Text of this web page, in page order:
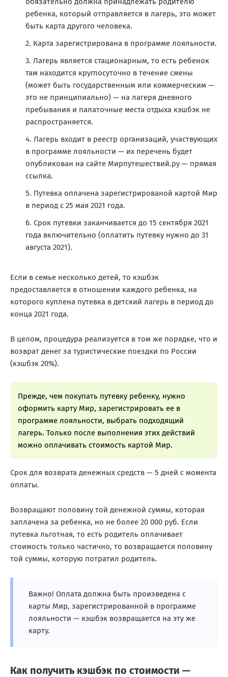
ребенка, который отправляется в лагерь, это может
быть карта другого человека.
Карта зарегистрирована в программе лояльности.
Лагерь является стационарным, то есть ребенок
там находится круглосуточно в течение смены
(может быть государственным или коммерческим —
это не принципиально) — на лагеря дневного
пребывания и палаточные места отдыха кэшбэк не
распространяется.
Лагерь входит в реестр организаций, участвующих
в программе лояльности — их перечень будет
опубликован на сайте Мирпутешествий.ру — прямая
ссылка.
Путевка оплачена зарегистрированой картой Мир
в период с 25 мая 2021 года.
Срок путевки заканчивается до 15 сентября 2021
года включительно (оплатить путевку нужно до 31
августа 2021).
Если в семье несколько детей, то кэшбэк
предоставляется в отношении каждого ребенка, на
которого куплена путевка в детский лагерь в период до
конца 2021 года.
В целом, процедура реализуется в том же порядке, что и
возврат денег за туристические поездки по России
(кэшбэк 20%).
Прежде, чем покупать путевку ребенку, нужно
оформить карту Мир, зарегистрировать ее в
программе лояльности, выбрать подходящий
лагерь. Только после выполнения этих действий
можно оплачивать стоимость картой Мир.
Срок для возврата денежных средств — 5 дней с момента
оплаты.
Возвращают половину той денежной суммы, которая
заплачена за ребенка, но не более 20 000 руб. Если
путевка льготная, то есть родитель оплачивает
стоимость только частично, то возвращается половину
той суммы, которую потратил родитель.
Важно! Оплата должна быть произведена с
карты Мир, зарегистрированной в программе
лояльности — кэшбэк возвращается на эту же
карту.
Как получить кэшбэк по стоимости —